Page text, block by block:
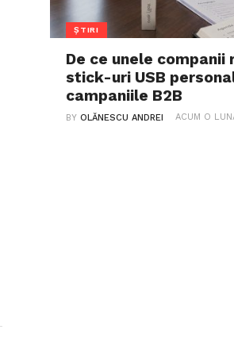
ȘTIRI
De ce unele companii
stick-uri USB
campaniile B2B
BYOLĂNESCU ANDREI ACUM O